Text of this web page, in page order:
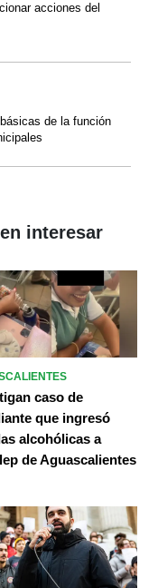
acciones del
de la función
interesar
caso de
que ingresó
alcohólicas a
de Aguascalientes